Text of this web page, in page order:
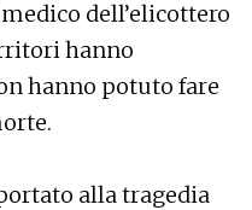
dell’elicottero
hanno
hanno potuto fare
alla tragedia